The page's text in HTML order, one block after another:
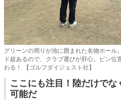
グリーンの周りが池に囲まれた名物ホール
ド超あるので、クラブ選びが肝心。ピン
わる！ 【ゴルフダイジェスト社】
ここにも注目！陸だけでな
可能だ